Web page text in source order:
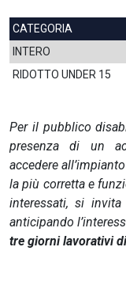
CATEGORIA
INTERO
RIDOTTO UNDER 15
Per il pubblico
presenza di un
accedere
la più corretta e
interessati, si
anticipando
tre giorni lavorativi